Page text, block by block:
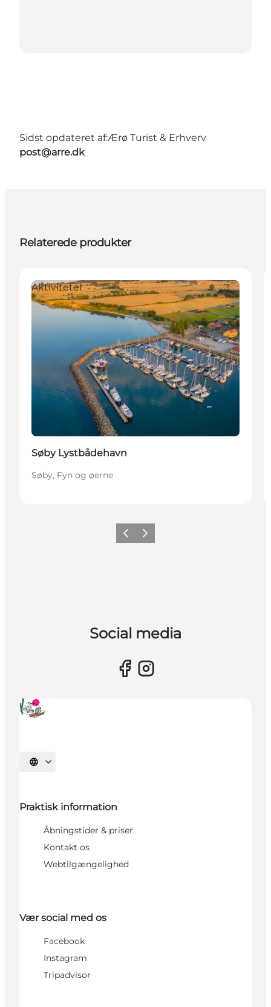
Sidst opdateret af:Ærø Turist & Erhverv
post@arre.dk
Relaterede produkter
Aktiviteter
Søby Lystbådehavn
Søby, Fyn og øerne
ForrigeNæste
Social media
Vælg sprog
Praktisk information
Åbningstider & priser
Kontakt os
Webtilgængelighed
Vær social med os
Facebook
Instagram
Tripadvisor